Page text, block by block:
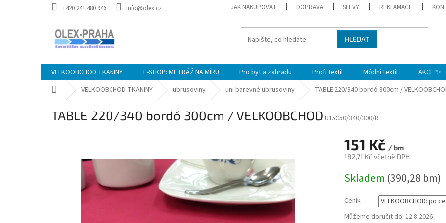
na
+420 241 480 946 info@olex.cz JAK NAKUPOVAT DOPRAVA SLEVY REKLAMACE
HLEDAT
VELKOOBCHOD TKANINY E-SHOP: METRÁŽ NA MÍRU Pro byt a zahradu Profi textil Módní textil AKCE ✨
Domů VELKOOBCHOD TKANINY ubrusoviny uni barevné ubrusoviny TABLE 220/340 bordó 300cm /
TABLE 220/340 bordó 300cm / VELKOOBCHOD U15C50/340/300/R
151 Kč / bm
182,71 Kč včetně DPH
cena:
Skladem (390,28 bm)
Ceník
Můžeme doručit do: 12.8.2026